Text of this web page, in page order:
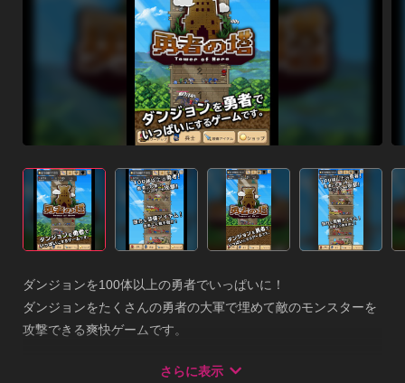
ダンジョンを100体以上の勇者でいっぱいに！
ダンジョンをたくさんの勇者の大軍で埋めて敵のモンスターを
攻撃できる爽快ゲームです。
・たくさんの勇者でダンジョンをいっぱいにして、大軍でモン
さらに表示